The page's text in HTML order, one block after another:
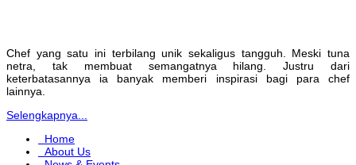
Chef yang satu ini terbilang unik sekaligus tangguh. Meski tuna
netra, tak membuat semangatnya hilang. Justru dari
keterbatasannya ia banyak memberi inspirasi bagi para chef
lainnya.
Selengkapnya...
Home
About Us